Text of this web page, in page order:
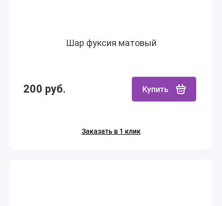
Шар фуксия матовый
200 руб. Купить
Заказать в 1 клик